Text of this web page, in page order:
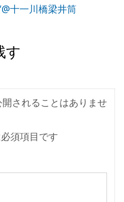
十一川橋梁井筒
す
されることはありませ
須項目です